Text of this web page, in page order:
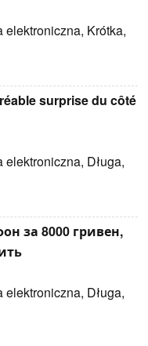
Krótka,
surprise du côté
Długa,
за 8000 гривен,
Długa,